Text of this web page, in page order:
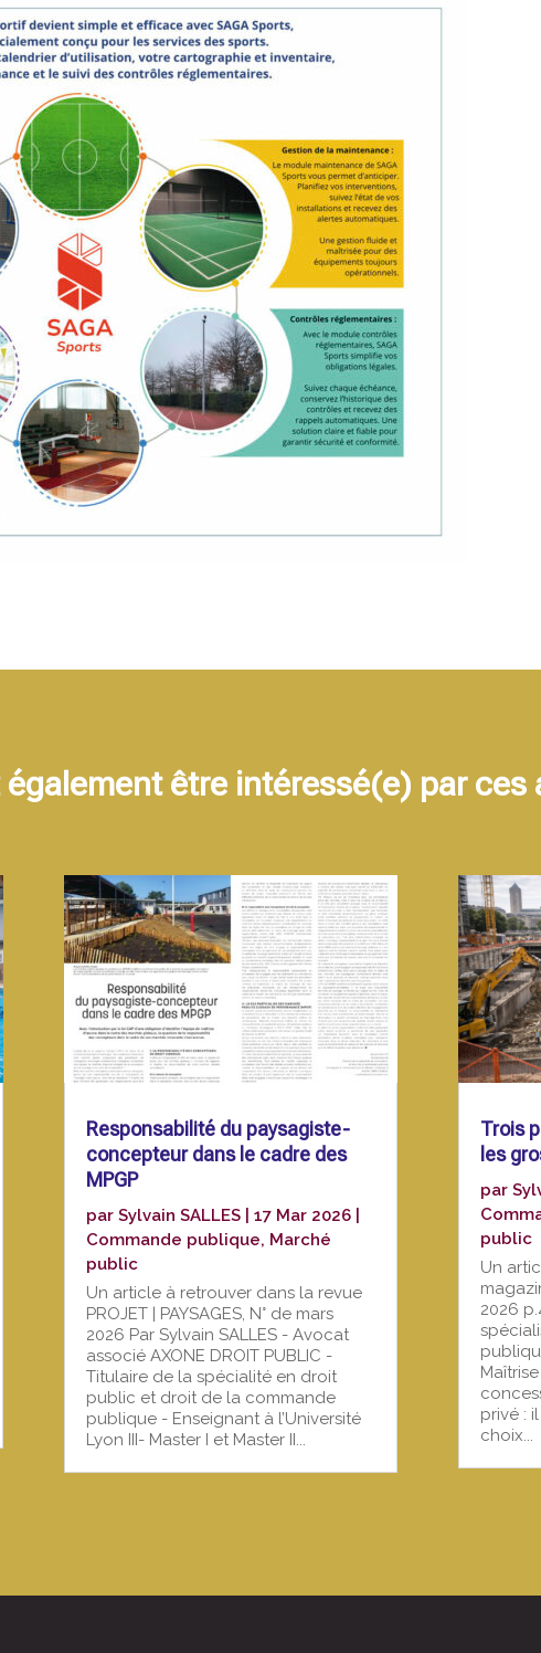
être intéressé(e) par ces
Responsabilité du paysagiste-
concepteur dans le cadre des
MPGP
parSylvain SALLES |17 Mar 2026
Commande publique, Marché
public
Un article à retrouver dans la revue
PROJET | PAYSAGES, N° de mars
2026 Par Sylvain SALLES - Avocat
associé AXONE DROIT PUBLIC -
Titulaire de la spécialité en droit
public et droit de la commande
publique - Enseignant à l’Université
Lyon III- Master I et Master II...
Trois
les
par
public
Un
2026
privé :
choix...